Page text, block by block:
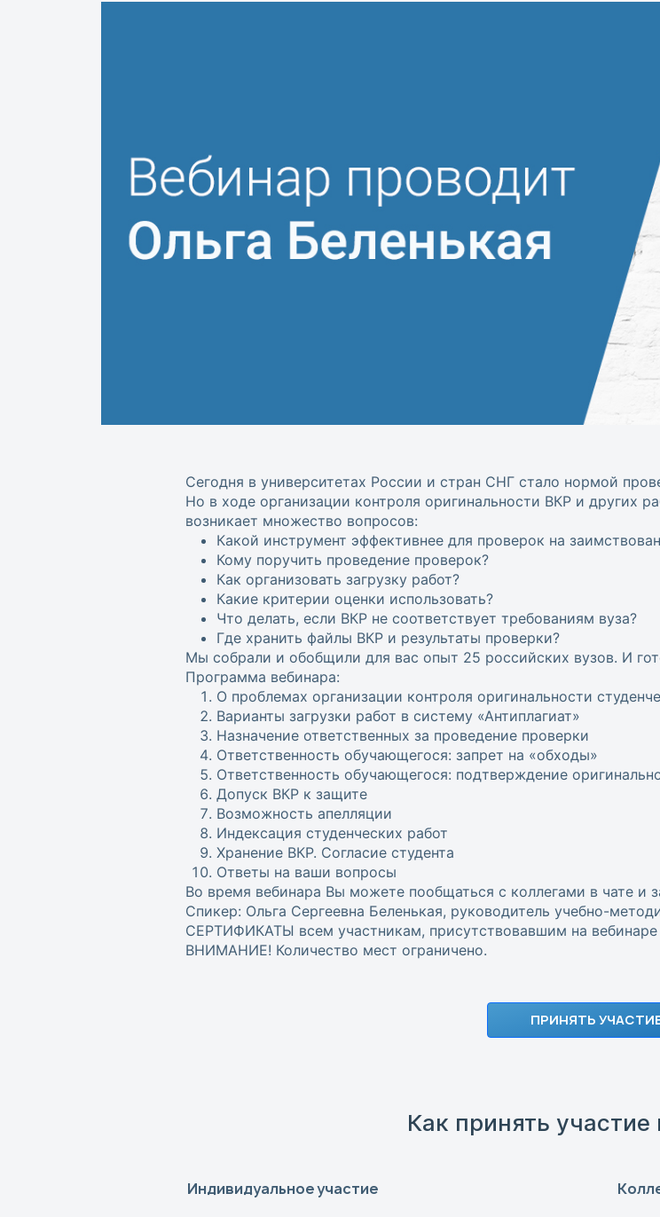
Сегодня в университетах России и стран СНГ стало нормой
Но в ходе организации контроля оригинальности ВКР и других
возникает множество вопросов:
Какой инструмент эффективнее для проверок на
Кому поручить проведение проверок?
Как организовать загрузку работ?
Какие критерии оценки использовать?
Что делать, если ВКР не соответствует требованиям вуза?
Где хранить файлы ВКР и результаты проверки?
Мы собрали и обобщили для вас опыт 25 российских вузов. И
Программа вебинара:
О проблемах организации контроля оригинальности
Варианты загрузки работ в систему «Антиплагиат»
Назначение ответственных за проведение проверки
Ответственность обучающегося: запрет на «обходы»
Ответственность обучающегося: подтверждение
Допуск ВКР к защите
Возможность апелляции
Индексация студенческих работ
Хранение ВКР. Согласие студента
Ответы на ваши вопросы
Во время вебинара Вы можете пообщаться с коллегами в чате и
Спикер: Ольга Сергеевна Беленькая, руководитель учебно-
СЕРТИФИКАТЫ всем участникам, присутствовавшим на вебинаре
ВНИМАНИЕ! Количество мест ограничено.
ПРИНЯТЬ
Как принять участие
Индивидуальное участие